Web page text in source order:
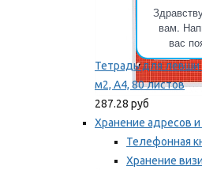
вам.
вас
Тетрадь для левши
м2, А4, 80 листов
287.28 руб
Хранение адресов и
Телефонная
Хранение